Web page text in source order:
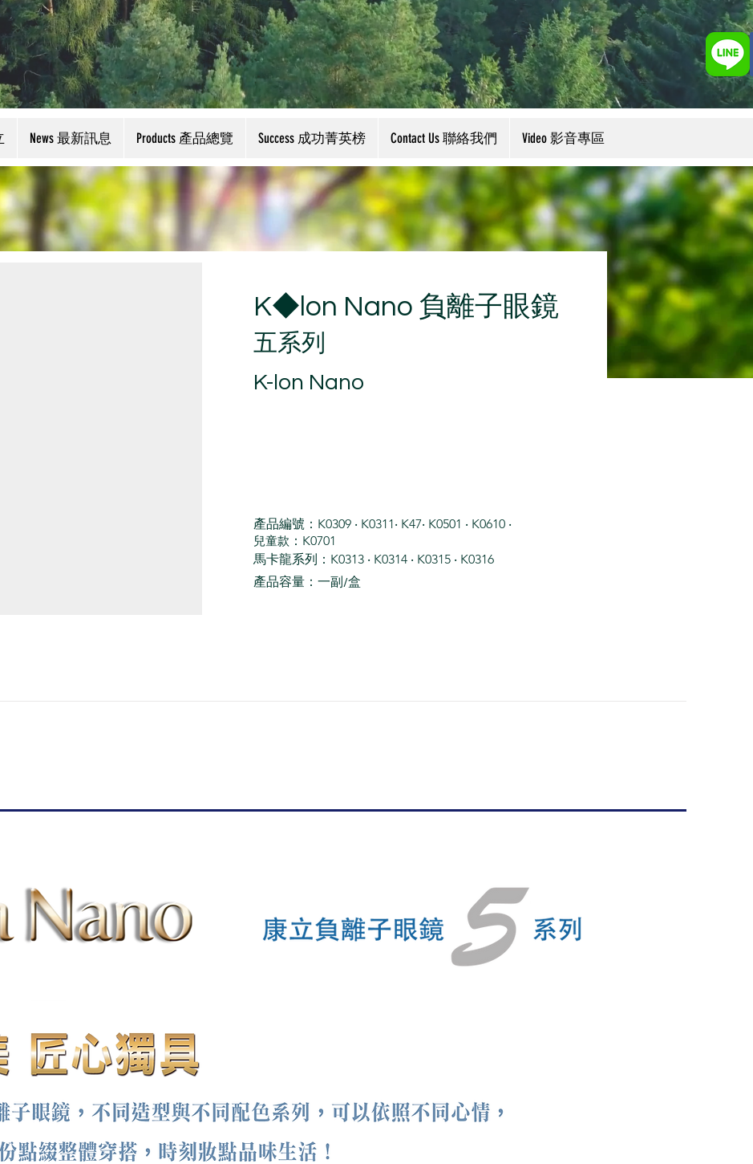
News 最新訊息 Products 產品總覽 Success 成功菁英榜 Contact Us 聯絡我們 Video 影音專區
K◆lon Nano 負離子眼鏡
五系列
K-lon Nano
產品編號：K0309 ‧ K0311‧ K47‧ K0501 ‧ K0610 ‧
兒童款 ：K0701
馬卡龍系列：K0313 ‧ K0314 ‧ K0315 ‧ K0316
產品容量：一副 /盒